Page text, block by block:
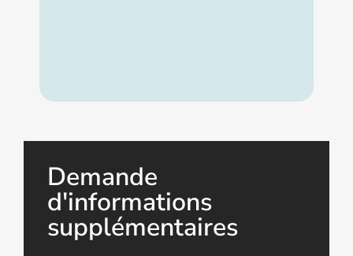
Demande
d'informations
supplémentaires